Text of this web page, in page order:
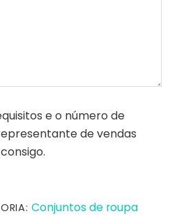
e o número de
de vendas
Conjuntos de roupa